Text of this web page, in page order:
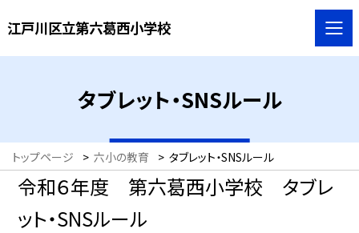
江戸川区立第六葛西小学校
タブレット・SNSルール
トップページ > 六小の教育 > タブレット・SNSルール
令和６年度 第六葛西小学校 タブレ
ット・SNSルール